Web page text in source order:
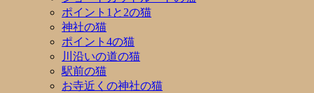
ポイント1と2の猫
神社の猫
ポイント4の猫
川沿いの道の猫
駅前の猫
お寺近くの神社の猫